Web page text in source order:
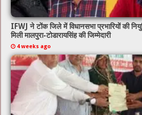
IFWJ ने टोंक जिले में विधानसभा प्रभारियों की
मिली मालपुरा-टोडारायसिंह की जिम्मेदारी
4 weeks ago